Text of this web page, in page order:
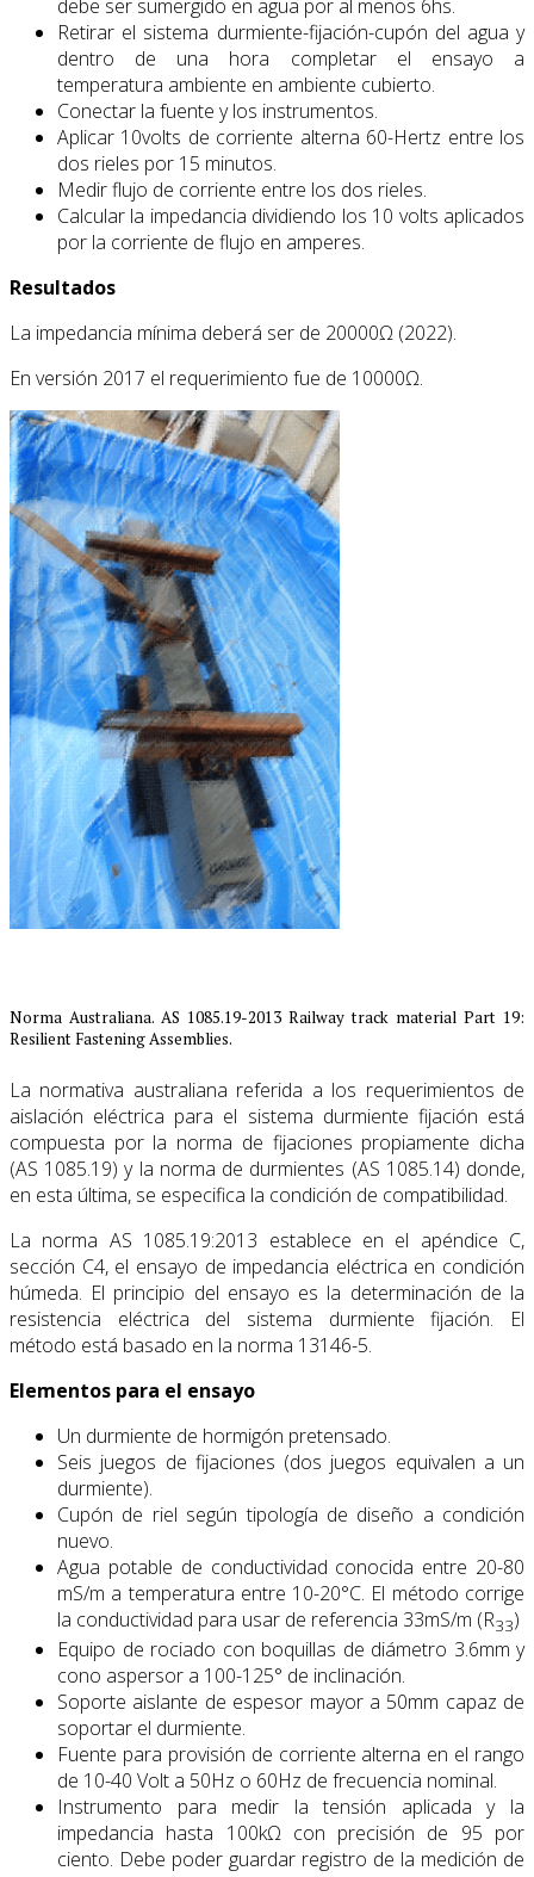
debe ser sumergido en agua por al menos 6hs.
Retirar el sistema durmiente-fijación-cupón del agua y
dentro de una hora completar el ensayo a
temperatura ambiente en ambiente cubierto.
Conectar la fuente y los instrumentos.
Aplicar 10volts de corriente alterna 60-Hertz entre los
dos rieles por 15 minutos.
Medir flujo de corriente entre los dos rieles.
Calcular la impedancia dividiendo los 10 volts aplicados
por la corriente de flujo en amperes.
Resultados
La impedancia mínima deberá ser de 20000Ω (2022).
En versión 2017 el requerimiento fue de 10000Ω.
Norma Australiana. AS 1085.19-2013 Railway track material Part 19:
Resilient Fastening Assemblies.
La normativa australiana referida a los requerimientos de
aislación eléctrica para el sistema durmiente fijación está
compuesta por la norma de fijaciones propiamente dicha
(AS 1085.19) y la norma de durmientes (AS 1085.14) donde,
en esta última, se especifica la condición de compatibilidad.
La norma AS 1085.19:2013 establece en el apéndice C,
sección C4, el ensayo de impedancia eléctrica en condición
húmeda. El principio del ensayo es la determinación de la
resistencia eléctrica del sistema durmiente fijación. El
método está basado en la norma 13146-5.
Elementos para el ensayo
Un durmiente de hormigón pretensado.
Seis juegos de fijaciones (dos juegos equivalen a un
durmiente).
Cupón de riel según tipología de diseño a condición
nuevo.
Agua potable de conductividad conocida entre 20-80
mS/m a temperatura entre 10-20°C. El método corrige
la conductividad para usar de referencia 33mS/m (R33)
Equipo de rociado con boquillas de diámetro 3.6mm y
cono aspersor a 100-125° de inclinación.
Soporte aislante de espesor mayor a 50mm capaz de
soportar el durmiente.
Fuente para provisión de corriente alterna en el rango
de 10-40 Volt a 50Hz o 60Hz de frecuencia nominal.
Instrumento para medir la tensión aplicada y la
impedancia hasta 100kΩ con precisión de 95 por
ciento. Debe poder guardar registro de la medición de